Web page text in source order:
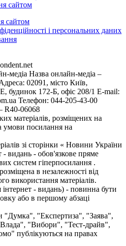
сайтом
сайтом
і персональних даних
медіа Назва онлайн-медіа –
02091, місто Київ,
172-Б, офіс 208/1 E-mail:
Телефон: 044-205-43-00
R40-06068
матеріалів, розміщених на
умови посилання на
зі сторінки « Новини України
- видань - обов'язкове пряме
систем гіперпосилання .
в незалежності від
використання матеріалів.
- видань) - повинна бути
або в першому абзаці
"Думка", "Експертиза", "Заява",
"Вибори", "Тест-драйв",
публікуються на правах